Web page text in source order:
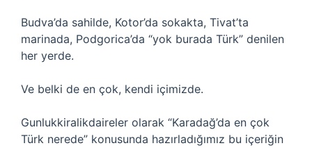
Budva’da sahilde, Kotor’da sokakta, Tivat’ta
marinada, Podgorica’da “yok burada Türk” denilen
her yerde.
Ve belki de en çok, kendi içimizde.
Gunlukkiralikdaireler olarak “Karadağ’da en çok
Türk nerede” konusunda hazırladığımız bu içeriğin